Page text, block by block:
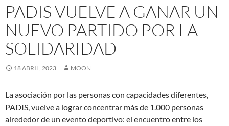
PADIS VUELVE A GANAR UN
NUEVO PARTIDO POR LA
SOLIDARIDAD
18 ABRIL, 2023 MOON
La asociación por las personas con capacidades diferentes,
PADIS, vuelve a lograr concentrar más de 1.000 personas
alrededor de un evento deportivo: el encuentro entre los